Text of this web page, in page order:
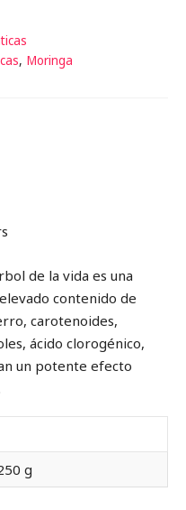
, Moringa
de la vida es una
contenido de
carotenoides,
ácido clorogénico,
un potente efecto
g